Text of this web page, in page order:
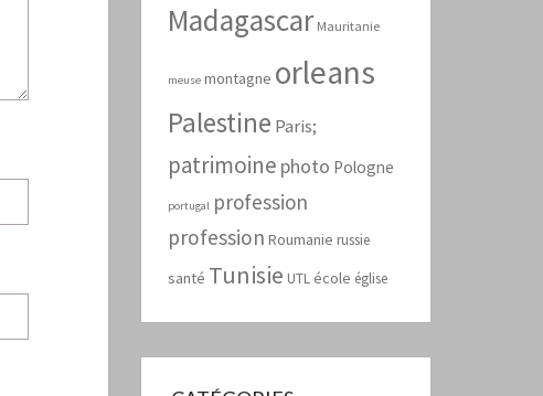
Madagascar Mauritanie
meuse montagne orleans
Palestine Paris;
patrimoine photo Pologne
portugal profession
profession Roumanie russie
santé Tunisie UTL école église